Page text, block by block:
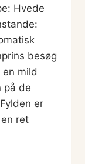
Hvede
besøg
mild
på de
er
ret